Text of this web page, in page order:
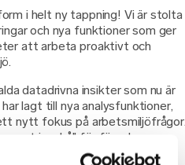
i helt ny tappning! Vi är stolta
och nya funktioner som ger
att arbeta proaktivt och
datadrivna insikter som nu är
lagt till nya analysfunktioner,
nytt fokus på arbetsmiljöfrågor.
innehåll för föreslagna